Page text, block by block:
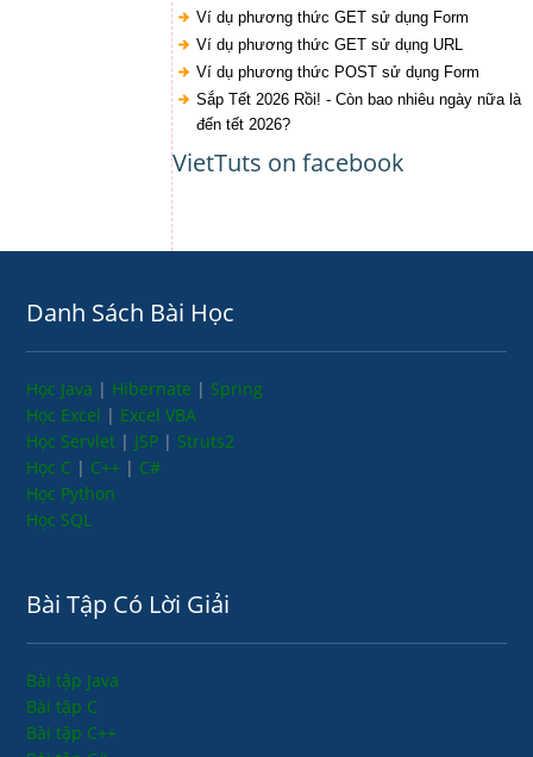
Ví dụ phương thức GET sử dụng Form
Ví dụ phương thức GET sử dụng URL
Ví dụ phương thức POST sử dụng Form
Sắp Tết 2026 Rồi! - Còn bao nhiêu ngày nữa là
đến tết 2026?
VietTuts on facebook
Danh Sách Bài Học
Học Java | Hibernate | Spring
Học Excel | Excel VBA
Học Servlet | JSP | Struts2
Học C | C++ | C#
Học Python
Học SQL
Bài Tập Có Lời Giải
Bài tập Java
Bài tập C
Bài tập C++